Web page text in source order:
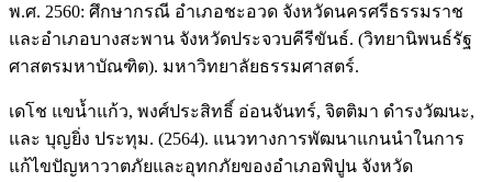
พ.ศ. 2560: ศึกษากรณี อำเภอชะอวด จังหวัดนครศรีธรรมราช
และอำเภอบางสะพาน จังหวัดประจวบคีรีขันธ์. (วิทยานิพนธ์รัฐ
ศาสตรมหาบัณฑิต). มหาวิทยาลัยธรรมศาสตร์.
เดโช แขน้ำแก้ว, พงศ์ประสิทธิ์ อ่อนจันทร์, จิตติมา ดำรงวัฒนะ,
และ บุญยิ่ง ประทุม. (2564). แนวทางการพัฒนาแกนนำในการ
แก้ไขปัญหาวาตภัยและอุทกภัยของอำเภอพิปูน จังหวัด